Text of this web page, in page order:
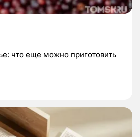
что еще можно приготовить